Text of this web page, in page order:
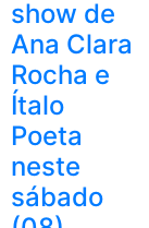
show de
Ana Clara
Rocha e
Ítalo
Poeta
neste
sábado